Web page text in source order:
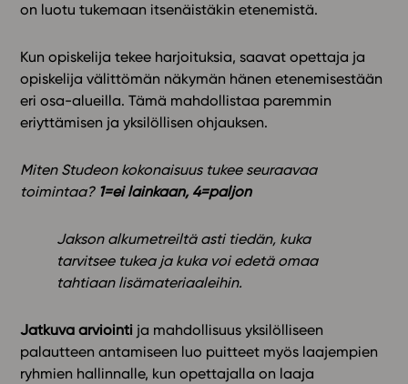
on luotu tukemaan itsenäistäkin etenemistä.
Kun opiskelija tekee harjoituksia, saavat opettaja ja
opiskelija välittömän näkymän hänen etenemisestään
eri osa-alueilla. Tämä mahdollistaa paremmin
eriyttämisen ja yksilöllisen ohjauksen.
Miten Studeon kokonaisuus tukee seuraavaa
toimintaa? 1=ei lainkaan, 4=paljon
Jakson alkumetreiltä asti tiedän, kuka
tarvitsee tukea ja kuka voi edetä omaa
tahtiaan lisämateriaaleihin.
Jatkuva arviointi ja mahdollisuus yksilölliseen
palautteen antamiseen luo puitteet myös laajempien
ryhmien hallinnalle, kun opettajalla on laaja